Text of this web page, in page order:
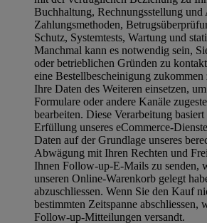
Buchhaltung, Rechnungsstellung
Zahlungsmethoden,
Schutz, Systemtests, Wartung und
Manchmal kann es notwendig sein,
oder betrieblichen Gründen zu
eine Bestellbescheinigung
Ihre Daten des Weiteren einsetzen,
Formulare oder andere Kanäle
bearbeiten. Diese Verarbeitung
Erfüllung unseres eCommerce-
Daten auf der Grundlage unseres
Abwägung mit Ihren Rechten und
Ihnen Follow-up-E-Mails zu senden,
unseren Online-Warenkorb gelegt
abzuschliessen. Wenn Sie den Kauf
bestimmten Zeitspanne abschliessen,
Follow-up-Mitteilungen versandt.